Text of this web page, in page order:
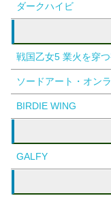
ダークハイビ
戦国乙女5 業火を穿
ソードアート・オン
BIRDIE WING
GALFY